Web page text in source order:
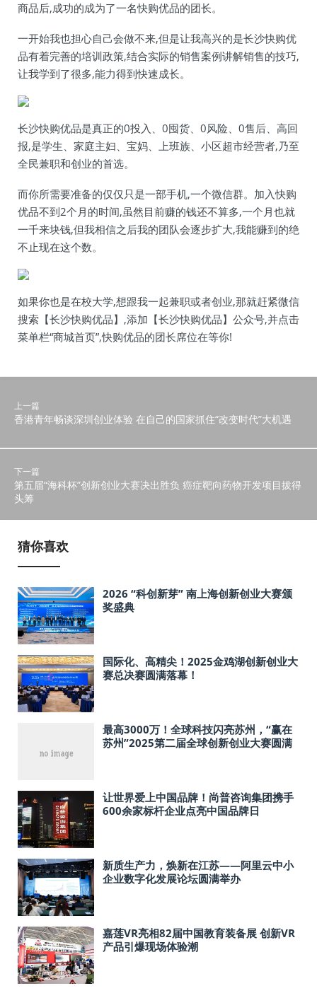
商品后,成功的成为了一名快购优品的团长。
一开始我也担心自己会做不来,但是让我高兴的是长沙快购优
品有着完善的培训政策,结合实际的销售案例讲解销售的技巧,
让我学到了很多,能力得到快速成长。
长沙快购优品是真正的0投入、0囤货、0风险、0售后、高回
报,是学生、家庭主妇、宝妈、上班族、小区超市经营者,乃至
全民兼职和创业的首选。
而你所需要准备的仅仅只是一部手机,一个微信群。加入快购
优品不到2个月的时间,虽然目前赚的钱还不算多,一个月也就
一千来块钱,但我相信之后我的团队会逐步扩大,我能赚到的绝
不止现在这个数。
如果你也是在校大学,想跟我一起兼职或者创业,那就赶紧微信
搜索【长沙快购优品】,添加【长沙快购优品】公众号,并点击
菜单栏“商城首页”,快购优品的团长席位在等你!
上一篇
香港青年畅谈深圳创业体验 在自己的国家抓住“改变时代”大机遇
下一篇
第五届“海科杯”创新创业大赛决出胜负 癌症靶向药物开发项目拔得
头筹
猜你喜欢
2026 “科创新芽” 南上海创新创业大赛颁
奖盛典
国际化、高精尖！2025金鸡湖创新创业大
赛总决赛圆满落幕！
最高3000万！全球科技闪亮苏州，“赢在
苏州”2025第二届全球创新创业大赛圆满
让世界爱上中国品牌！尚普咨询集团携手
600余家标杆企业点亮中国品牌日
新质生产力，焕新在江苏——阿里云中小
企业数字化发展论坛圆满举办
嘉莲VR亮相82届中国教育装备展 创新VR
产品引爆现场体验潮